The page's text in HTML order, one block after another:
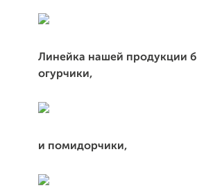
Линейка нашей продукции
огурчики,
и помидорчики,